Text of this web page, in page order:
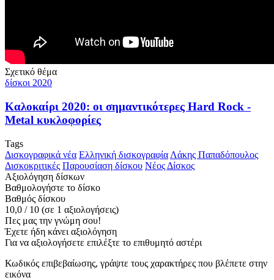
Σχετικό θέμα
δίσκοι 2020
Καλοκαίρι 2020: οι σημαντικότερες Hard Rock -
Metal κυκλοφορίες
Tags
Δισκογραφικά νέα Ελληνική δισκογραφία Λάκης Παπαδόπουλος
Δισκοκριτικές Παρουσίαση δίσκου Νέος Δίσκος
Αξιολόγηση δίσκων
Βαθμολογήστε το δίσκο
Βαθμός δίσκου
10,0 / 10 (σε 1 αξιολογήσεις)
Πες μας την γνώμη σου!
Έχετε ήδη κάνει αξιολόγηση
Για να αξιολογήσετε επιλέξτε το επιθυμητό αστέρι
Κωδικός επιβεβαίωσης, γράψτε τους χαρακτήρες που βλέπετε στην
εικόνα